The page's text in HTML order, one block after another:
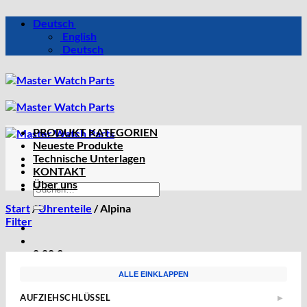
Inhalt Deutsch
English
Deutsch
Suchen
nach:
0,00€
PRODUKT KATEGORIEN
Neueste Produkte
Technische Unterlagen
KONTAKT
Über uns
Start/Uhrenteile /Alpina
Filter
ALLE EINKLAPPEN
AUFZIEHSCHLÜSSEL ▶